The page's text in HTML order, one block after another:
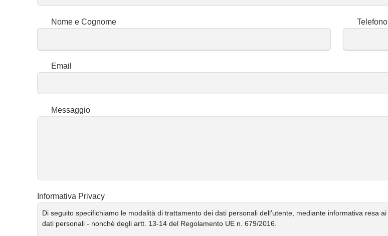
Nome e Cognome Telefono
Email
Messaggio
Informativa Privacy